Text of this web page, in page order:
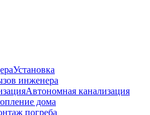
Установка
инженера
Автономная канализация
дома
погреба